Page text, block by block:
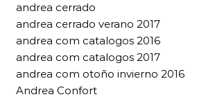
andrea cerrado
andrea cerrado verano 2017
andrea com catalogos 2016
andrea com catalogos 2017
andrea com otoño invierno 2016
Andrea Confort